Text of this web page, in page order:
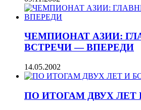
ЧЕМПИОНАТ АЗИИ:
ВСТРЕЧИ — ВПЕРЕДИ
14.05.2002
ПО ИТОГАМ ДВУХ ЛЕТ